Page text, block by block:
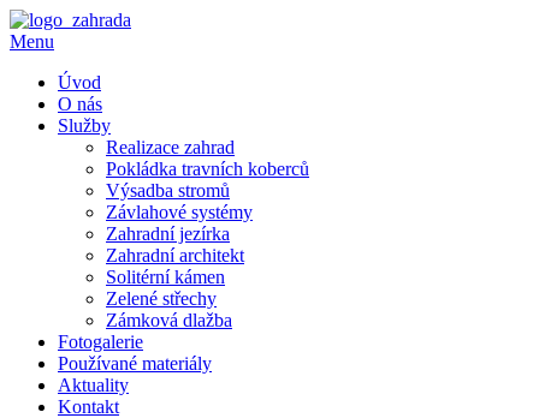
Menu
Úvod
O nás
Služby
Realizace zahrad
Pokládka travních koberců
Výsadba stromů
Závlahové systémy
Zahradní jezírka
Zahradní architekt
Solitérní kámen
Zelené střechy
Zámková dlažba
Fotogalerie
Používané materiály
Aktuality
Kontakt